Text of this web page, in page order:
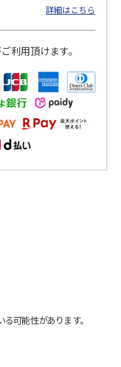
4.6（7）
11,000円
詳細はこちら
利用頂けます。
可能性があります。